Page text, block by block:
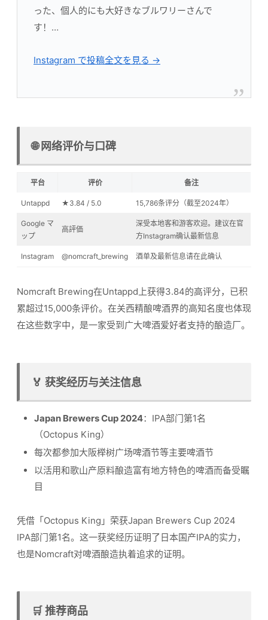
った、個人的にも大好きなブルワリーさんで
す！…
Instagram で投稿全文を見る →
🌐 网络评价与口碑
平台 评价 备注
Untappd ★3.84 / 5.0 15,786条评分（截至2024年）
Google マ
ップ
高評価
深受本地客和游客欢迎。建议在官
方Instagram确认最新信息
Instagram @nomcraft_brewing 酒单及最新信息请在此确认
Nomcraft Brewing在Untappd上获得3.84的高评分，已积
累超过15,000条评价。在关西精酿啤酒界的高知名度也体现
在这些数字中，是一家受到广大啤酒爱好者支持的酿造厂。
🏅 获奖经历与关注信息
Japan Brewers Cup 2024：IPA部门第1名
（Octopus King）
每次都参加大阪榉树广场啤酒节等主要啤酒节
以活用和歌山产原料酿造富有地方特色的啤酒而备受瞩
目
凭借「Octopus King」荣获Japan Brewers Cup 2024
IPA部门第1名。这一获奖经历证明了日本国产IPA的实力，
也是Nomcraft对啤酒酿造执着追求的证明。
🛒 推荐商品